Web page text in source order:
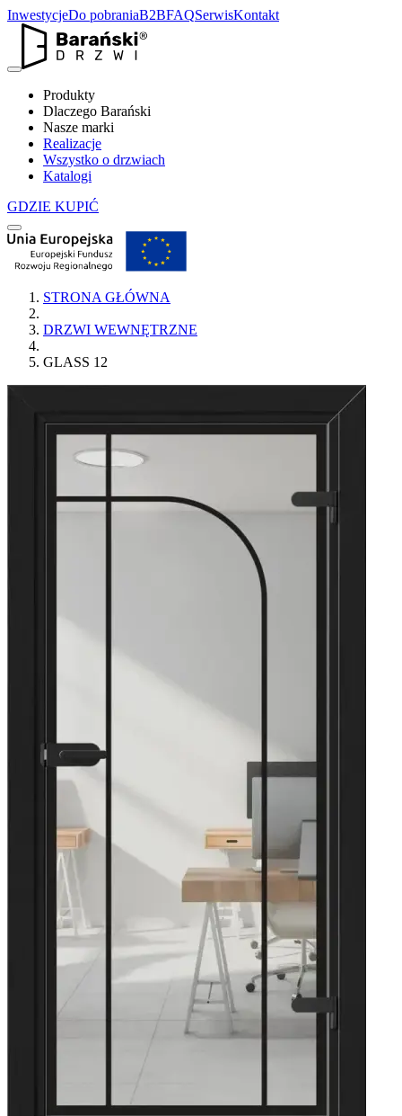
InwestycjeDo pobraniaB2BFAQSerwisKontakt
Produkty
Dlaczego Barański
Nasze marki
Realizacje
Wszystko o drzwiach
Katalogi
GDZIE KUPIĆ
STRONA GŁÓWNA
DRZWI WEWNĘTRZNE
GLASS 12